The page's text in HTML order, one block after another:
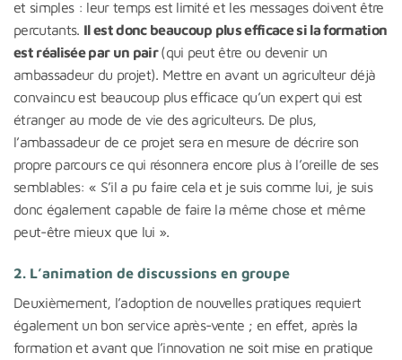
et simples : leur temps est limité et les messages doivent être
percutants. Il est donc beaucoup plus efficace si la formation
est réalisée par un pair(qui peut être ou devenir un
ambassadeur du projet). Mettre en avant un agriculteur déjà
convaincu est beaucoup plus efficace qu’un expert qui est
étranger au mode de vie des agriculteurs. De plus,
l’ambassadeur de ce projet sera en mesure de décrire son
propre parcours ce qui résonnera encore plus à l’oreille de ses
semblables: « S’il a pu faire cela et je suis comme lui, je suis
donc également capable de faire la même chose et même
peut-être mieux que lui ».
2. L’animation de discussions en groupe
Deuxièmement, l’adoption de nouvelles pratiques requiert
également un bon service après-vente ; en effet, après la
formation et avant que l’innovation ne soit mise en pratique